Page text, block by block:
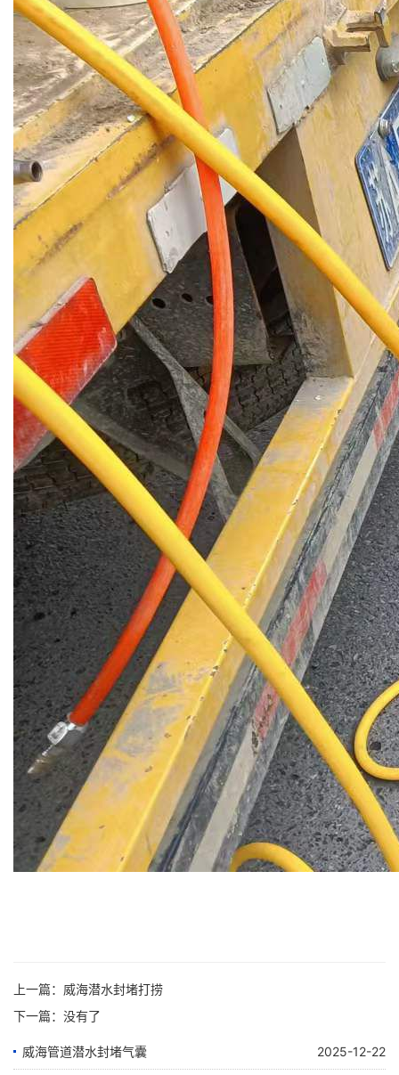
上一篇： 威海潜水封堵打捞
下一篇：没有了
威海管道潜水封堵气囊 2025-12-22